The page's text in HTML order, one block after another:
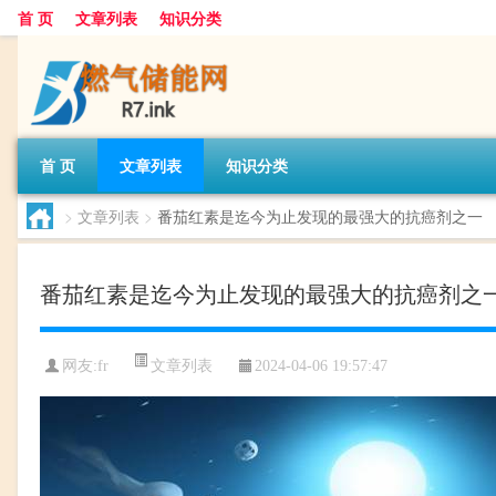
首 页 文章列表 知识分类
首 页 文章列表 知识分类
> 文章列表 > 番茄红素是迄今为止发现的最强大的抗癌剂之一
番茄红素是迄今为止发现的最强大的抗癌剂之
网友:fr 文章列表 2024-04-06 19:57:47